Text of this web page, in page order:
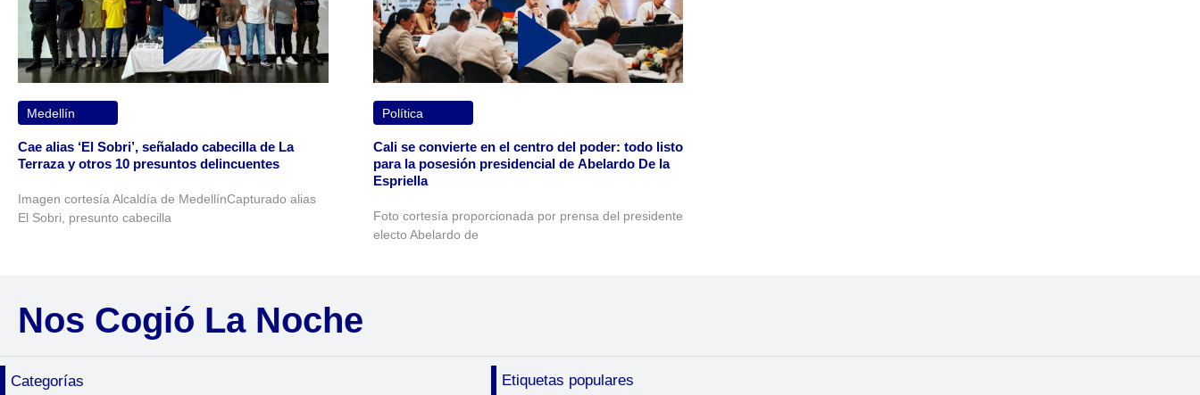
Medellín
Cae alias ‘El Sobri’, señalado cabecilla de La
Terraza y otros 10 presuntos delincuentes
Imagen cortesía Alcaldía de MedellínCapturado alias
El Sobri, presunto cabecilla
Política
Cali se convierte en el centro del poder: todo listo
para la posesión presidencial de Abelardo De la
Espriella
Foto cortesía proporcionada por prensa del presidente
electo Abelardo de
Nos Cogió La Noche
Categorías Etiquetas populares